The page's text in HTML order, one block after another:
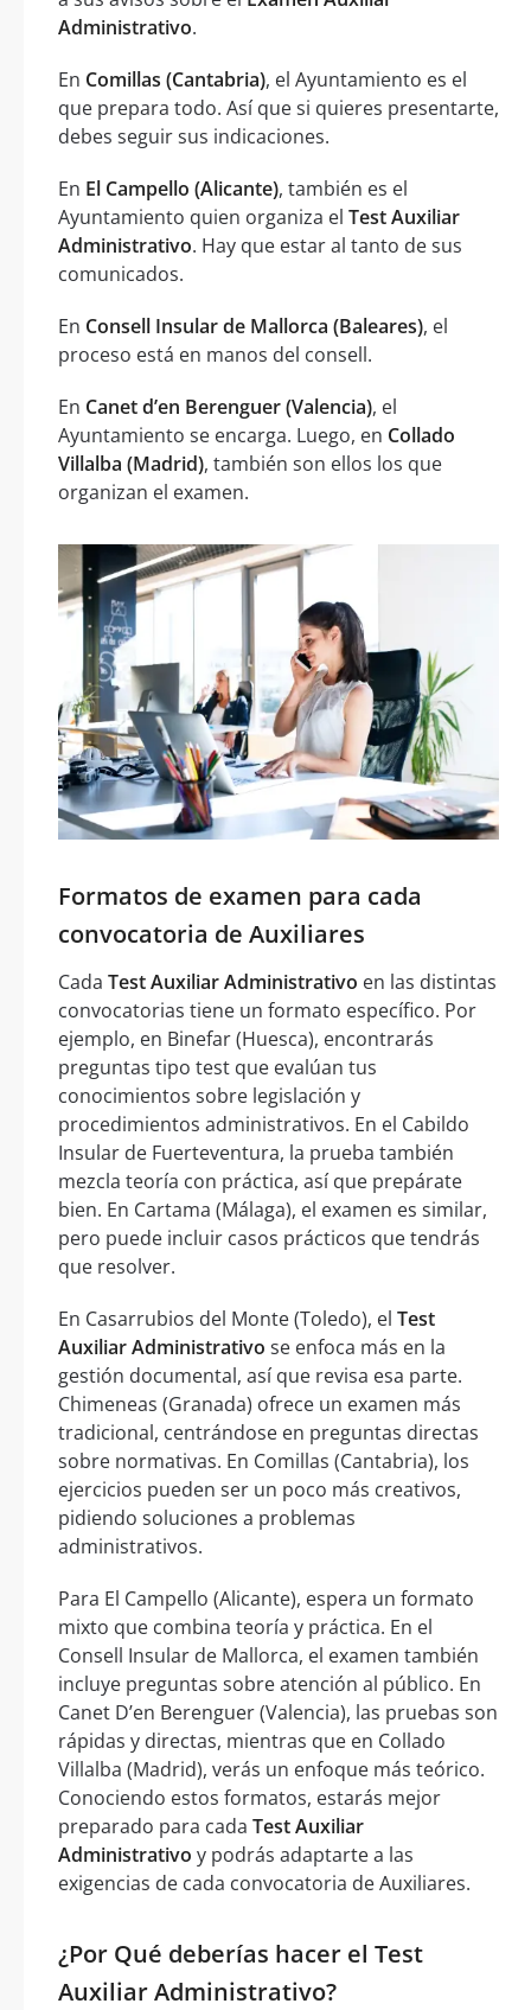
Administrativo.
En Comillas (Cantabria), el Ayuntamiento es el
que prepara todo. Así que si quieres presentarte,
debes seguir sus indicaciones.
En El Campello (Alicante), también es el
Ayuntamiento quien organiza el Test Auxiliar
Administrativo. Hay que estar al tanto de sus
comunicados.
En Consell Insular de Mallorca (Baleares), el
proceso está en manos del consell.
En Canet d’en Berenguer (Valencia), el
Ayuntamiento se encarga. Luego, en Collado
Villalba (Madrid), también son ellos los que
organizan el examen.
Formatos de examen para cada
convocatoria de Auxiliares
Cada Test Auxiliar Administrativo en las distintas
convocatorias tiene un formato específico. Por
ejemplo, en Binefar (Huesca), encontrarás
preguntas tipo test que evalúan tus
conocimientos sobre legislación y
procedimientos administrativos. En el Cabildo
Insular de Fuerteventura, la prueba también
mezcla teoría con práctica, así que prepárate
bien. En Cartama (Málaga), el examen es similar,
pero puede incluir casos prácticos que tendrás
que resolver.
En Casarrubios del Monte (Toledo), el Test
Auxiliar Administrativo se enfoca más en la
gestión documental, así que revisa esa parte.
Chimeneas (Granada) ofrece un examen más
tradicional, centrándose en preguntas directas
sobre normativas. En Comillas (Cantabria), los
ejercicios pueden ser un poco más creativos,
pidiendo soluciones a problemas
administrativos.
Para El Campello (Alicante), espera un formato
mixto que combina teoría y práctica. En el
Consell Insular de Mallorca, el examen también
incluye preguntas sobre atención al público. En
Canet D’en Berenguer (Valencia), las pruebas son
rápidas y directas, mientras que en Collado
Villalba (Madrid), verás un enfoque más teórico.
Conociendo estos formatos, estarás mejor
preparado para cada Test Auxiliar
Administrativo y podrás adaptarte a las
exigencias de cada convocatoria de Auxiliares.
¿Por Qué deberías hacer el Test
Auxiliar Administrativo?